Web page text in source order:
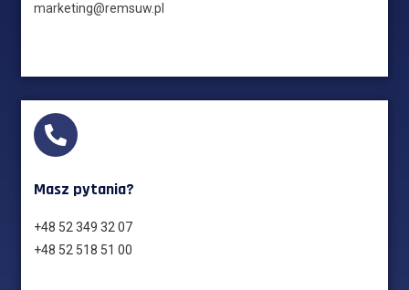
marketing@remsuw.pl
Masz pytania?
+48 52 349 32 07
+48 52 518 51 00